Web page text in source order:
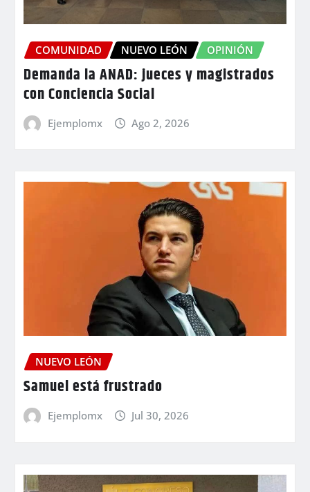
COMUNIDAD NUEVO LEÓN OPINIÓN
Demanda la ANAD: jueces y magistrados
con Conciencia Social
Ejemplomx Ago 2, 2026
NUEVO LEÓN
Samuel está frustrado
Ejemplomx Jul 30, 2026